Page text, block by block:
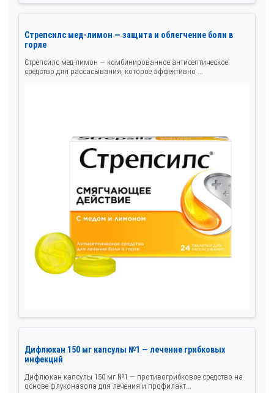
Стрепсилс мед-лимон — защита и облегчение боли в
горле
Стрепсилс мед-лимон — комбинированное антисептическое
средство для рассасывания, которое эффективно ...
Дифлюкан 150 мг капсулы №1 — лечение грибковых
инфекций
Дифлюкан капсулы 150 мг №1 — противогрибковое средство на
основе флуконазола для лечения и профилакт...